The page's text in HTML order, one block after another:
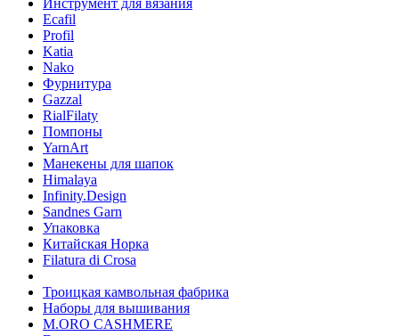
Инструмент для вязания
Ecafil
Profil
Katia
Nako
Фурнитура
Gazzal
RialFilaty
Помпоны
YarnArt
Манекены для шапок
Himalaya
Infinity.Design
Sandnes Garn
Упаковка
Китайская Норка
Filatura di Сrosa
Троицкая камвольная фабрика
Наборы для вышивания
M.ORO CASHMERE